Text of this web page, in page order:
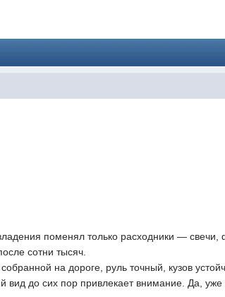
поменял только расходники —
сотни тысяч.
на дороге, руль точный, кузов
вид до сих пор привлекает внимание. Да, уже